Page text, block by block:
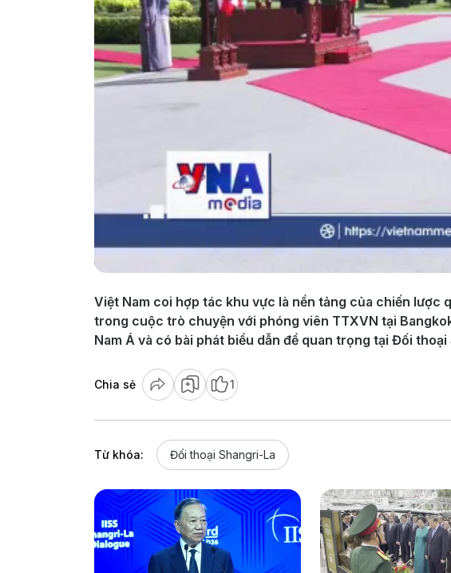
Việt Nam coi hợp tác khu vực là nền tảng của chiến lược
trong cuộc trò chuyện với phóng viên TTXVN tại
Nam Á và có bài phát biểu dẫn đề quan trọng tại Đối thoại
Chia sẻ 1
Từ khóa: Đối thoại Shangri-La